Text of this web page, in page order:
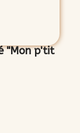
"Mon p'tit